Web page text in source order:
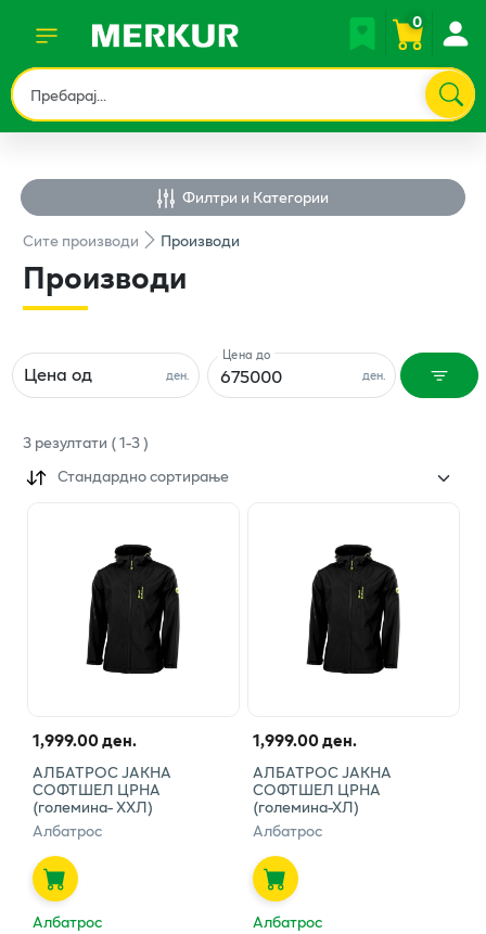
0
Филтри и Категории
Ситепроизводи Производи
Производи
ден.
Цена од ден.
Цена до
3резултати (1-3)
Стандардно сортирање
1,999.00 ден.
АЛБАТРОС ЈАКНА
СОФТШЕЛ ЦРНА
(големина- ХХЛ)
Албатрос
Албатрос
1,999.00 ден.
АЛБАТРОС ЈАКНА
СОФТШЕЛ ЦРНА
(големина-ХЛ)
Албатрос
Албатрос